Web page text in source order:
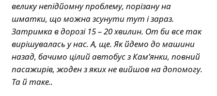
велику непідйомну проблему, порізану на
шматки, що можна зсунути тут і зараз.
Затримка в дорозі 15 – 20 хвилин. От би все так
вирішувалась у нас.А, ще. Як йдемо до машини
назад, бачимо цілий автобус з Кам’янки, повний
пасажирів, жоден з яких не вийшов на допомогу.
Та й таке..